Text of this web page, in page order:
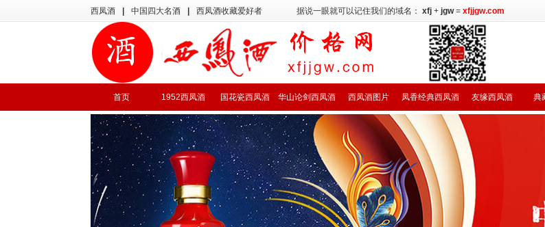
西凤酒 中国四大名酒 西凤酒收藏爱好者 据说一眼就可以记住我们的域名： xfj + jgw= xfjjgw.com
首页 1952西凤酒 国花瓷西凤酒 华山论剑西凤酒 西凤酒图片 凤香经典西凤酒 友缘西凤酒 典